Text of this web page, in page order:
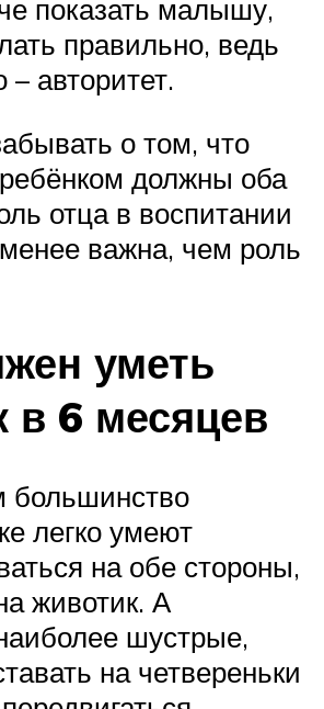
показать малышу,
правильно, ведь
– авторитет.
о том, что
должны оба
отца в воспитании
важна, чем роль
уметь
в 6 месяцев
большинство
легко умеют
на обе стороны,
животик. А
шустрые,
на четвереньки